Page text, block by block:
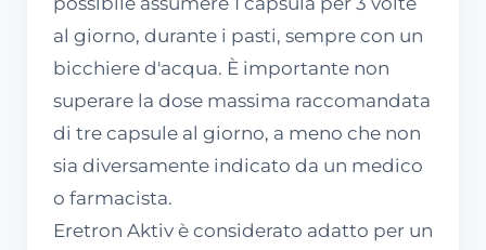
al giorno, durante i pasti, sempre con un
bicchiere d'acqua. È importante non
superare la dose massima raccomandata
di tre capsule al giorno, a meno che non
sia diversamente indicato da un medico
o farmacista.
Eretron Aktiv è considerato adatto per un